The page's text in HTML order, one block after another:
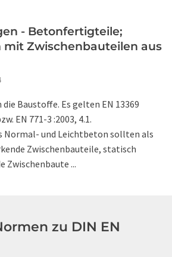
- Betonfertigteile;
mit Zwischenbauteilen aus
Baustoffe. Es gelten EN 13369
EN 771-3 :2003, 4.1.
Normal- und Leichtbeton sollten als
Zwischenbauteile, statisch
Zwischenbaute ...
zu DIN EN